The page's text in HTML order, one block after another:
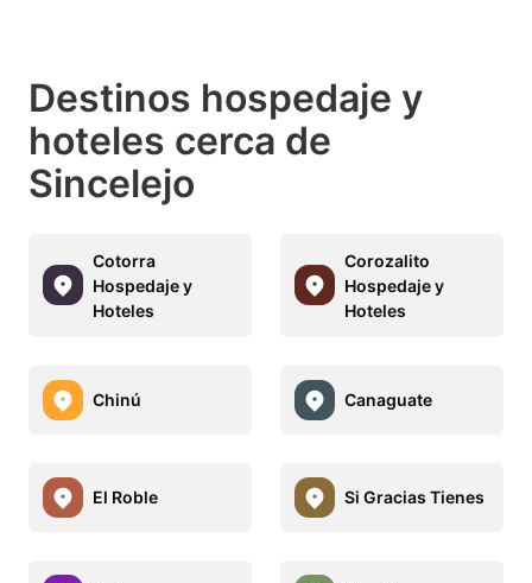
Destinos hospedaje y
hoteles cerca de
Sincelejo
Cotorra
Hospedaje y
Hoteles
Corozalito
Hospedaje y
Hoteles
Chinú Canaguate
El Roble Si Gracias Tienes